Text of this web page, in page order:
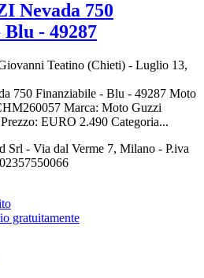
Nevada 750
- 49287
Teatino (Chieti) - Luglio 13,
750 Finanziabile - Blu - 49287 Moto
Marca: Moto Guzzi
EURO 2.490 Categoria...
Srl - Via dal Verme 7, Milano - P.iva
gratuitamente